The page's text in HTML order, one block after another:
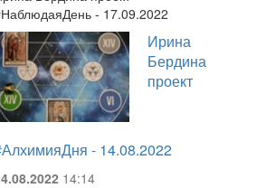
- 17.09.2022
Ирина
Бердина
проект
- 14.08.2022
14:14